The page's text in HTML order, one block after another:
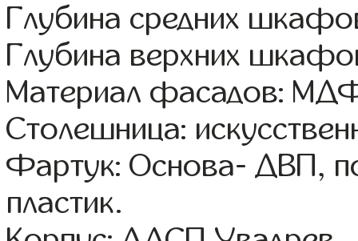
Глубина средних
Глубина верхних
Материал фасадов:
Столешница:
Фартук: Основа- ДВП,
пластик.